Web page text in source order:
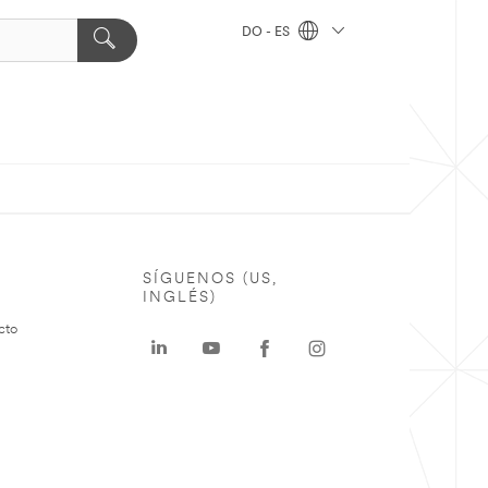
DO - ES
SÍGUENOS (US,
INGLÉS)